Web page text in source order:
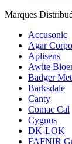
Marques
Accusonic
Agar
Aplisens
Awite
Badger
Barksdale
Canty
Comac Cal
Cygnus
DK-LOK
FAFNIR